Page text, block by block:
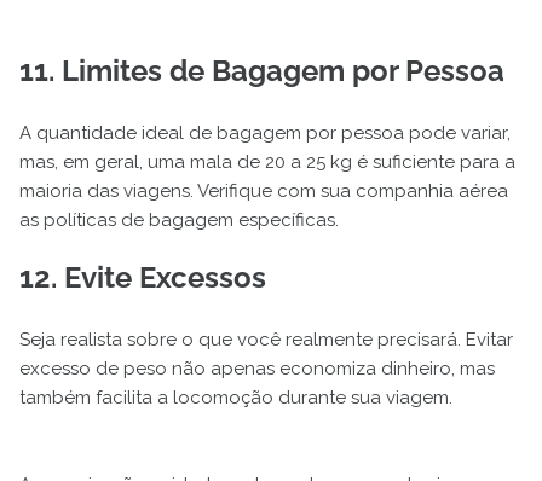
11. Limites de Bagagem por Pessoa
A quantidade ideal de bagagem por pessoa pode variar,
mas, em geral, uma mala de 20 a 25 kg é suficiente para a
maioria das viagens. Verifique com sua companhia aérea
as políticas de bagagem específicas.
12. Evite Excessos
Seja realista sobre o que você realmente precisará. Evitar
excesso de peso não apenas economiza dinheiro, mas
também facilita a locomoção durante sua viagem.